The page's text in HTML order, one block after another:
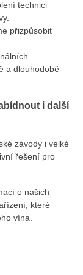
technici
přizpůsobit
a dlouhodobě
i další
závody i velké
řešení pro
o našich
které
vína.